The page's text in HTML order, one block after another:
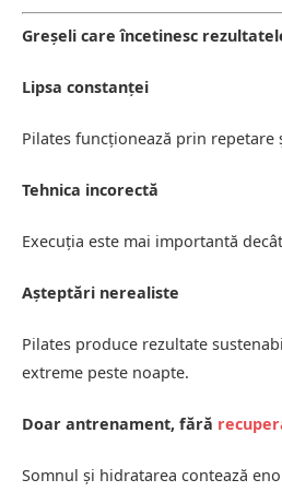
Greșeli care încetinesc
Lipsa constanței
Pilates funcționează prin repetare
Tehnica incorectă
Execuția este mai importantă
Așteptări nerealiste
Pilates produce rezultate
extreme peste noapte.
Doar antrenament, fără
Somnul și hidratarea contează